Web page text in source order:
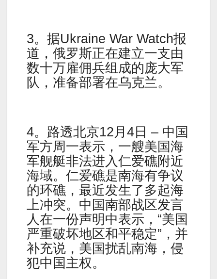
3。据Ukraine War Watch报
道，俄罗斯正在建立一支由
数十万雇佣兵组成的庞大军
队，准备部署在乌克兰。
4。路透北京12月4日 – 中国
军方周一表示，一艘美国海
军舰艇非法进入仁爱礁附近
海域。仁爱礁是南海有争议
的环礁，最近发生了多起海
上冲突。中国南部战区发言
人在一份声明中表示，“美国
严重破坏地区和平稳定”，并
补充说，美国扰乱南海，侵
犯中国主权。